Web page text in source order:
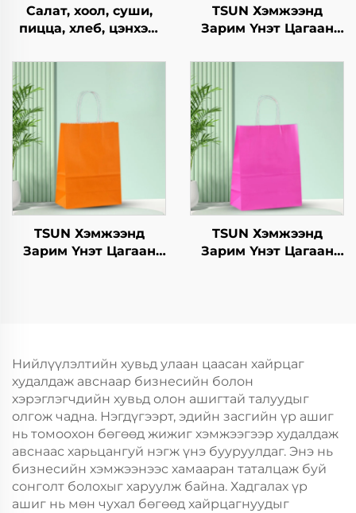
Салат, хоол, суши,
пицца, хлеб, цэнхэр,
гамбургерийг
зориулагдсан буцаж
ашиглах боломжтой
крафт хавтангаас
бүрдсэн дагуу, цэцэг,
хөнгөн хоолны
ашиглахад
TSUN Хэмжээнд
Зарим Үнэт Цагаан
Скрин Принт Нэмэлт
Ур чадвараар Шинэ
Жил, Кристмасийн
Хөдөлгөөнт Хоолын
Шиппинг Картон
TSUN Хэмжээнд
Зарим Үнэт Цагаан
Пластик Пакинг
TSUN Хэмжээнд
Зарим Үнэт Цагаан
Пластик Пакинг
Нийлүүлэлтийн хувьд улаан цаасан хайрцаг
худалдаж авснаар бизнесийн болон
хэрэглэгчдийн хувьд олон ашигтай талуудыг
олгож чадна. Нэгдүгээрт, эдийн засгийн үр ашиг
нь томоохон бөгөөд жижиг хэмжээгээр худалдаж
авснаас харьцангуй нэгж үнэ бууруулдаг. Энэ нь
бизнесийн хэмжээнээс хамааран таталцаж буй
сонголт болохыг харуулж байна. Хадгалах үр
ашиг нь мөн чухал бөгөөд хайрцагнуудыг